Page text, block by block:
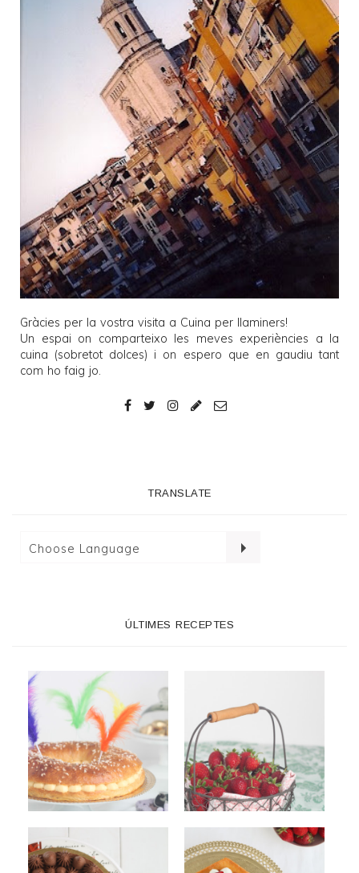
Gràcies per la vostra visita a Cuina per llaminers!
Un espai on comparteixo les meves experiències a la
cuina (sobretot dolces) i on espero que en gaudiu tant
com ho faig jo.
TRANSLATE
ÚLTIMES RECEPTES